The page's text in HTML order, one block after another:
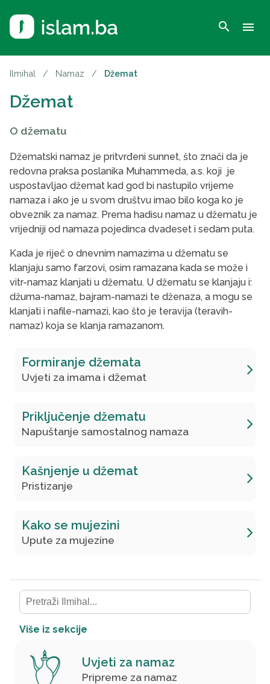
search menu
Ilmihal / Namaz / Džemat
Džemat
O džematu
Džematski namaz je pritvrđeni sunnet, što znači da je
redovna praksa poslanika Muhammeda, a.s. koji je
uspostavljao džemat kad god bi nastupilo vrijeme
namaza i ako je u svom društvu imao bilo koga ko je
obveznik za namaz. Prema hadisu namaz u džematu je
vrijedniji od namaza pojedinca dvadeset i sedam puta.
Kada je riječ o dnevnim namazima u džematu se
klanjaju samo farzovi, osim ramazana kada se može i
vitr-namaz klanjati u džematu. U džematu se klanjaju i:
džuma-namaz, bajram-namazi te dženaza, a mogu se
klanjati i nafile-namazi, kao što je teravija (teravih-
namaz) koja se klanja ramazanom.
Formiranje džemata
Uvjeti za imama i džemat
Priključenje džematu
Napuštanje samostalnog namaza
Kašnjenje u džemat
Pristizanje
Kako se mujezini
Upute za mujezine
Više iz sekcije
Uvjeti za namaz
Pripreme za namaz